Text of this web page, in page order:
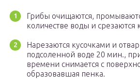
Грибы очищаются,
количестве воды и срезаются
Нарезаются кусочками и
подсоленной воде 20 мин.,
времени снимается с
образовавшая пенка.